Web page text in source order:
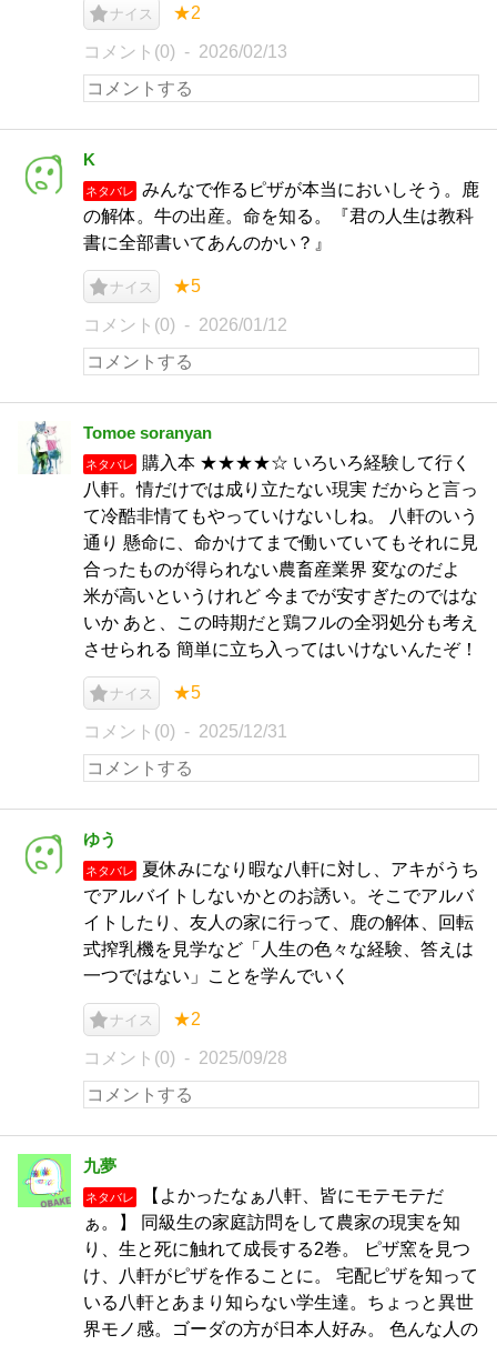
ナイス ★2
コメント(0) 2026/02/13
K
ネタバレ
みんなで作るピザが本当においしそう。鹿
の解体。牛の出産。命を知る。『君の人生は教科
書に全部書いてあんのかい？』
ナイス ★5
コメント(0) 2026/01/12
Tomoe soranyan
ネタバレ
購入本 ★★★★☆ いろいろ経験して行く
八軒。情だけでは成り立たない現実 だからと言っ
て冷酷非情てもやっていけないしね。 八軒のいう
通り 懸命に、命かけてまで働いていてもそれに見
合ったものが得られない農畜産業界 変なのだよ
米が高いというけれど 今までが安すぎたのではな
いか あと、この時期だと鶏フルの全羽処分も考え
させられる 簡単に立ち入ってはいけないんたぞ！
ナイス ★5
コメント(0) 2025/12/31
ゆう
ネタバレ
夏休みになり暇な八軒に対し、アキがうち
でアルバイトしないかとのお誘い。そこでアルバ
イトしたり、友人の家に行って、鹿の解体、回転
式搾乳機を見学など「人生の色々な経験、答えは
一つではない」ことを学んでいく
ナイス ★2
コメント(0) 2025/09/28
九夢
ネタバレ
【よかったなぁ八軒、皆にモテモテだ
ぁ。】 同級生の家庭訪問をして農家の現実を知
り、生と死に触れて成長する2巻。 ピザ窯を見つ
け、八軒がピザを作ることに。 宅配ピザを知って
いる八軒とあまり知らない学生達。ちょっと異世
界モノ感。ゴーダの方が日本人好み。 色んな人の